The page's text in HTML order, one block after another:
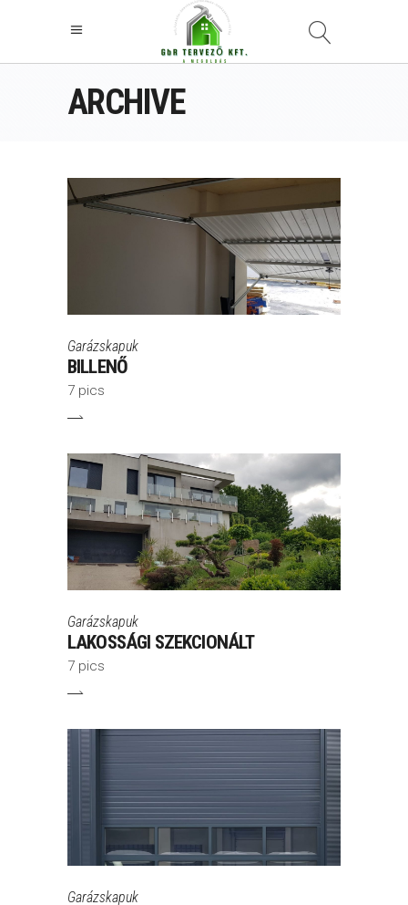
ARCHIVE
Garázskapuk
BILLENŐ
7 pics
Garázskapuk
LAKOSSÁGI SZEKCIONÁLT
7 pics
Garázskapuk